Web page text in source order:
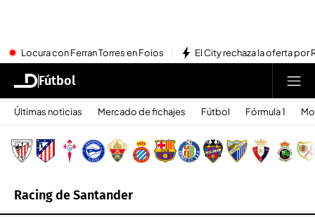
Locura con Ferran Torres en Foios El City rechaza la oferta por
Fútbol
Últimas noticias Mercado de fichajes Fútbol Fórmula 1
Racing de Santander